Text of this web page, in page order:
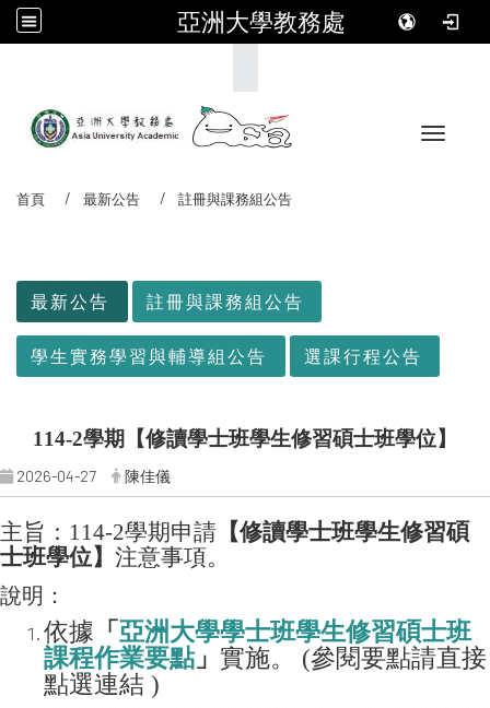
亞洲大學教務處
Toggle
首頁 最新公告 註冊與課務組公告
最新公告 註冊與課務組公告
學生實務學習與輔導組公告 選課行程公告
114-2學期【修讀學士班學生修習碩士班學位】
2026-04-27 陳佳儀
主旨：114-2學期申請 【修讀學士班學生修習碩
士班學位】 注意事項。
說明：
依據 「 亞洲大學學士班學生修習碩士班
課程作業要點」 實施。 (參閱要點請直接
點選連結 )